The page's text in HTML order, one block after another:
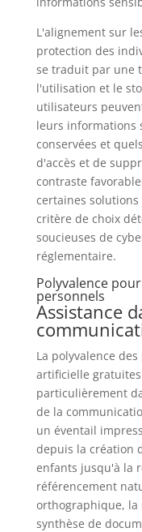
L'alignement sur
protection des
se traduit par une
l'utilisation et le
utilisateurs
leurs informations
conservées et
d'accès et de
contraste
certaines
critère de choix
soucieuses de
réglementaire.
Polyvalence
personnels
Assistance
La polyvalence
artificielle
particulièrement
de la
un éventail
depuis la création
enfants jusqu'à la
référencement
orthographique, la
synthèse de